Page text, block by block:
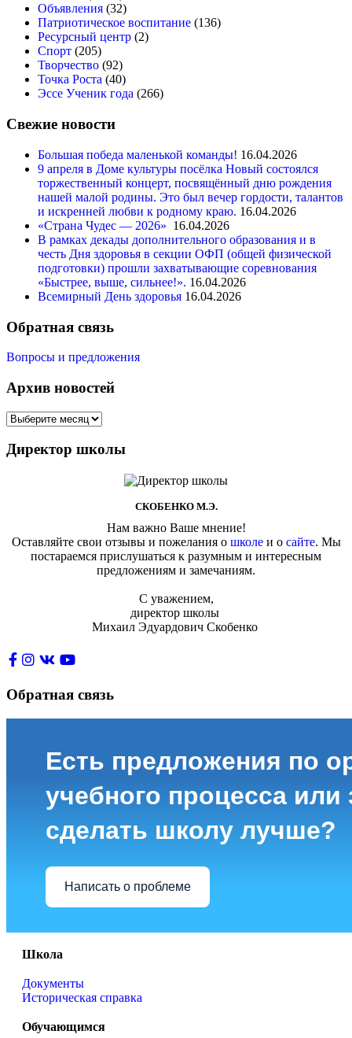
Объявления (32)
Патриотическое воспитание (136)
Ресурсный центр (2)
Спорт (205)
Творчество (92)
Точка Роста (40)
Эссе Ученик года (266)
Свежие новости
Большая победа маленькой команды! 16.04.2026
9 апреля в Доме культуры посёлка Новый состоялся
торжественный концерт, посвящённый дню рождения
нашей малой родины. Это был вечер гордости, талантов
и искренней любви к родному краю. 16.04.2026
«Страна Чудес — 2026» 16.04.2026
В рамках декады дополнительного образования и в
честь Дня здоровья в секции ОФП (общей физической
подготовки) прошли захватывающие соревнования
«Быстрее, выше, сильнее!». 16.04.2026
Всемирный День здоровья 16.04.2026
Обратная связь
Вопросы и предложения
Архив новостей
Директор школы
СКОБЕНКО М.Э.
Нам важно Ваше мнение!
Оставляйте свои отзывы и пожелания о школеи о сайте. Мы
постараемся прислушаться к разумным и интересным
предложениям и замечаниям.
С уважением,
директор школы
Михаил Эдуардович Скобенко
Обратная связь
Есть предложения по
учебного процесса или
сделать школу лучше?
Написать о проблеме
Школа
Документы
Историческая справка
Обучающимся